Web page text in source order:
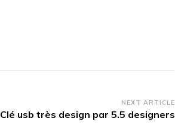
NEXT ARTICLE
Clé usb très design par 5.5 designers